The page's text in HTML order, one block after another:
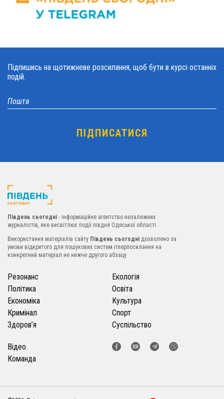
Підпишись на щотижневе розсилання, щоб бути в курсі останніх
подій.
Південь сьогодні - інформаційне агентство незалежних
журналістів, яке висвітлює події півдня Одеської області.
Використання матеріалів сайту Південь сьогодні дозволено за
умови відкритого для пошукових систем гіперпосилання на
конкретний матеріал не нижче другого абзацу
Резонанс
Політика
Економіка
Кримінал
Здоров’я
Екологія
Освіта
Культура
Спорт
Суспільство
Відео
Команда